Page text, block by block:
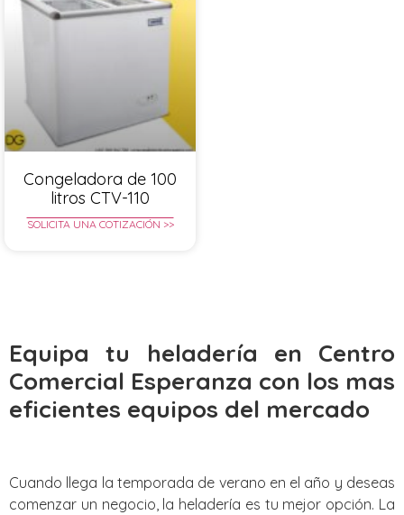
Congeladora de 100
litros CTV-110
SOLICITA UNA COTIZACIÓN >>
Equipa tu heladería en Centro
Comercial Esperanza con los mas
eficientes equipos del mercado
Cuando llega la temporada de verano en el año y deseas
comenzar un negocio, la heladería es tu mejor opción. La